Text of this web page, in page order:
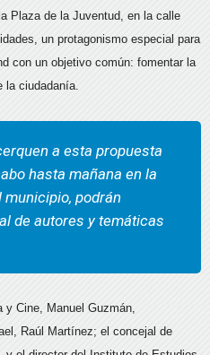
Plaza de la Juventud, en la calle
un protagonismo especial para
con un objetivo común: fomentar la
la ciudadanía.
a esta propuesta
hasta mañana en la
municipio, podrán
de autores y temáticas
y Cine, Manuel Guzmán,
Raúl Martínez; el concejal de